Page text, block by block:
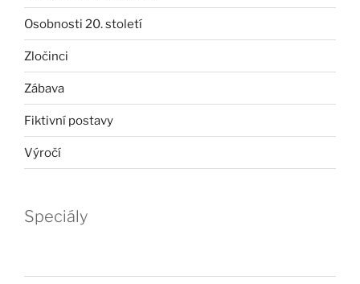
Osobnosti 20. století
Zločinci
Zábava
Fiktivní postavy
Výročí
Speciály